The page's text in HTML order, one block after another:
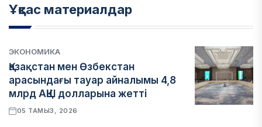
Ұқсас материалдар
ЭКОНОМИКА
Қазақстан мен Өзбекстан
арасындағы тауар айналымы 4,8
млрд АҚШ долларына жетті
05 ТАМЫЗ, 2026